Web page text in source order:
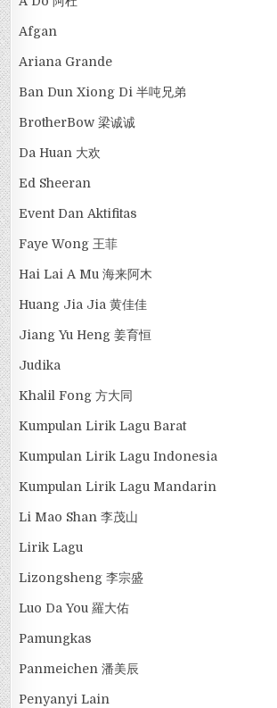
Afgan
Ariana Grande
Ban Dun Xiong Di 半吨兄弟
BrotherBow 梁诚诚
Da Huan 大欢
Ed Sheeran
Event Dan Aktifitas
Faye Wong 王菲
Hai Lai A Mu 海来阿木
Huang Jia Jia 黄佳佳
Jiang Yu Heng 姜育恒
Judika
Khalil Fong 方大同
Kumpulan Lirik Lagu Barat
Kumpulan Lirik Lagu Indonesia
Kumpulan Lirik Lagu Mandarin
Li Mao Shan 李茂山
Lirik Lagu
Lizongsheng 李宗盛
Luo Da You 羅大佑
Pamungkas
Panmeichen 潘美辰
Penyanyi Lain